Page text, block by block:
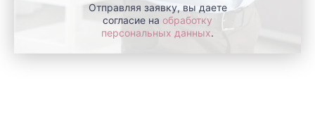
Отправляя заявку, вы даете
согласие на обработку
персональных данных.